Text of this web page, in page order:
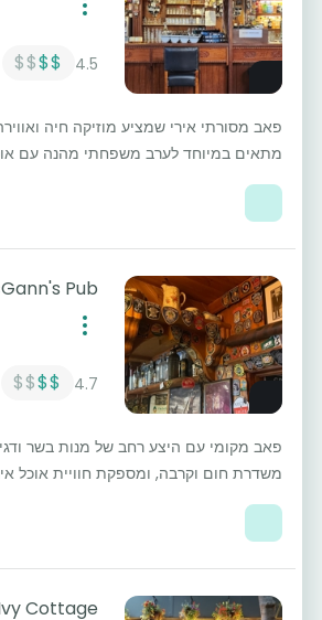
4.5
$$
$$
פאב מסורתי אירי שמציע מוזיקה חיה
מתאים במיוחד לערב משפחתי מהנה עם
Pub
4.7
$$
$$
פאב מקומי עם היצע רחב של מנות בשר
משדרת חום וקרבה, ומספקת חוויית אוכל
Cottage